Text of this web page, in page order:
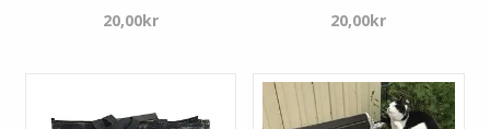
20,00kr 20,00kr